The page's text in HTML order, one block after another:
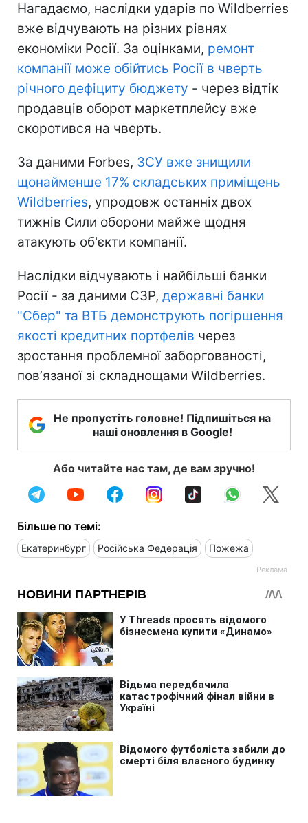
Нагадаємо, наслідки ударів по Wildberries
вже відчувають на різних рівнях
економіки Росії. За оцінками, ремонт
компанії може обійтись Росії в чверть
річного дефіциту бюджету - через відтік
продавців оборот маркетплейсу вже
скоротився на чверть.
За даними Forbes, ЗСУ вже знищили
щонайменше 17% складських приміщень
Wildberries, упродовж останніх двох
тижнів Сили оборони майже щодня
атакують об'єкти компанії.
Наслідки відчувають і найбільші банки
Росії - за даними СЗР, державні банки
"Сбер" та ВТБ демонструють погіршення
якості кредитних портфелів через
зростання проблемної заборгованості,
повʼязаної зі складнощами Wildberries.
Не пропустіть головне! Підпишіться на
наші оновлення в Google!
Або читайте нас там, де вам зручно!
Більше по темі:
Екатеринбург Російська Федерація Пожежа